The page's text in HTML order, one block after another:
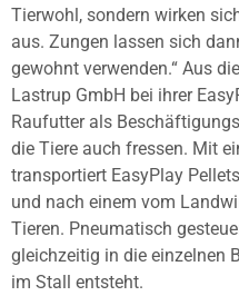
Tierwohl, sondern wirken
aus. Zungen lassen sich
gewohnt verwenden.“ Aus
Lastrup GmbH bei ihrer
Raufutter als
die Tiere auch fressen. Mit
transportiert EasyPlay
und nach einem vom
Tieren. Pneumatisch
gleichzeitig in die einzelnen
im Stall entsteht.